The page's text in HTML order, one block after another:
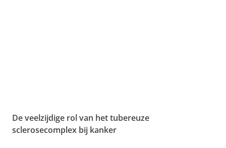
De veelzijdige rol van het tubereuze
sclerosecomplex bij kanker